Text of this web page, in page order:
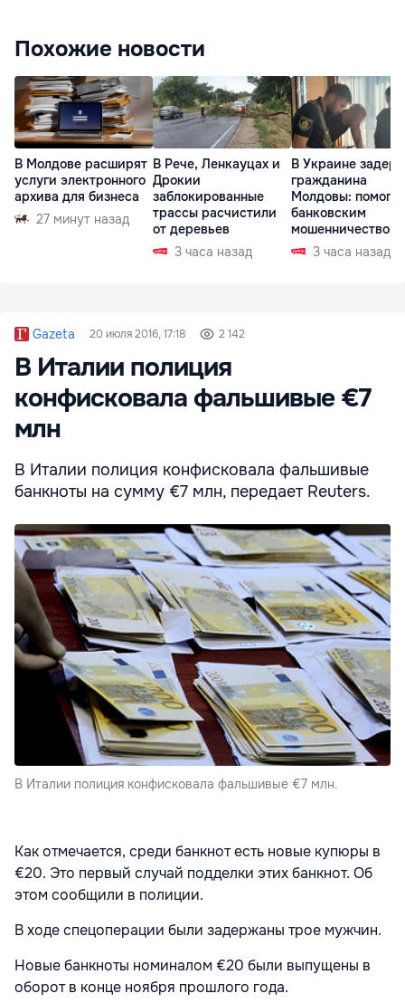
Похожие новости
В Молдове расширят
услуги электронного
архива для бизнеса
27 минут назад
В Рече, Ленкауцах и
Дрокии
заблокированные
трассы расчистили
от деревьев
3 часа назад
В Украине
гражданина
Молдовы:
банковским
мошенничеством
Чехии3 часа назад
Gazeta 20 июля 2016, 17:18 2 142
В Италии полиция
конфисковала фальшивые €7
млн
В Италии полиция конфисковала фальшивые
банкноты на сумму €7 млн, передает Reuters.
В Италии полиция конфисковала фальшивые €7 млн.
Как отмечается, среди банкнот есть новые купюры в
€20. Это первый случай подделки этих банкнот. Об
этом сообщили в полиции.
В ходе спецоперации были задержаны трое мужчин.
Новые банкноты номиналом €20 были выпущены в
оборот в конце ноября прошлого года.